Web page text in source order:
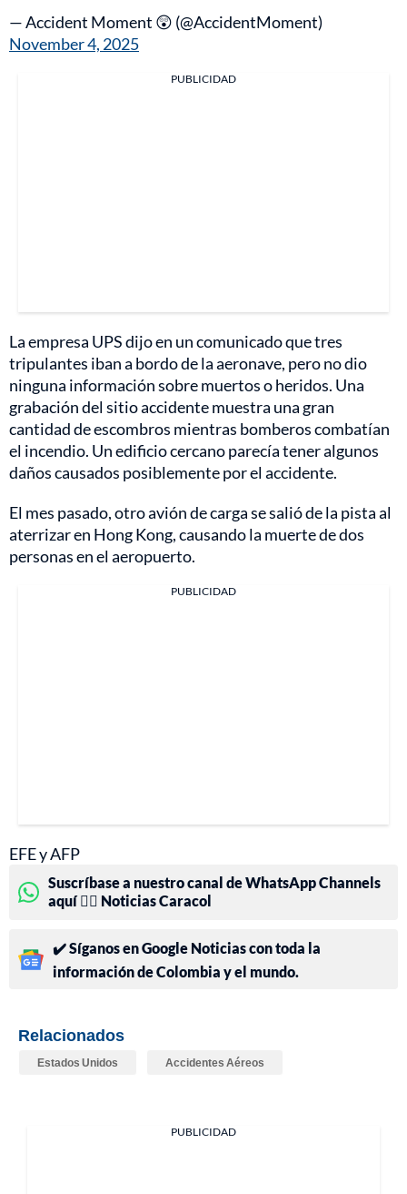
— Accident Moment 😲 (@AccidentMoment)
November 4, 2025
PUBLICIDAD
La empresa UPS dijo en un comunicado que tres
tripulantes iban a bordo de la aeronave, pero no dio
ninguna información sobre muertos o heridos. Una
grabación del sitio accidente muestra una gran
cantidad de escombros mientras bomberos combatían
el incendio. Un edificio cercano parecía tener algunos
daños causados posiblemente por el accidente.
El mes pasado, otro avión de carga se salió de la pista al
aterrizar en Hong Kong, causando la muerte de dos
personas en el aeropuerto.
PUBLICIDAD
EFE y AFP
Suscríbase a nuestro canal de WhatsApp Channels
aquí 👉🏻 Noticias Caracol
✔️ Síganos en Google Noticias con toda la
información de Colombia y el mundo.
Relacionados
Estados Unidos Accidentes Aéreos
PUBLICIDAD